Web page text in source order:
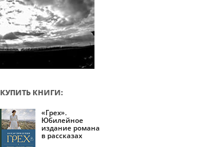
КУПИТЬ КНИГИ:
«Грех».
Юбилейное
издание романа
в рассказах